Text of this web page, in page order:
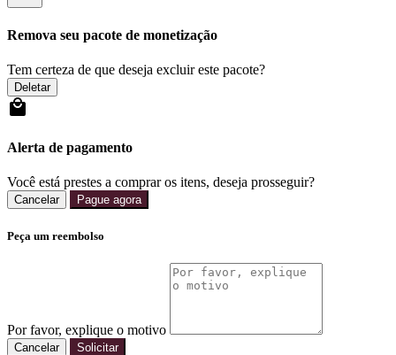
Remova seu pacote de monetização
Tem certeza de que deseja excluir este pacote?
Deletar
Alerta de pagamento
Você está prestes a comprar os itens, deseja prosseguir?
Cancelar Pague agora
Peça um reembolso
Por favor, explique o motivo
Cancelar Solicitar